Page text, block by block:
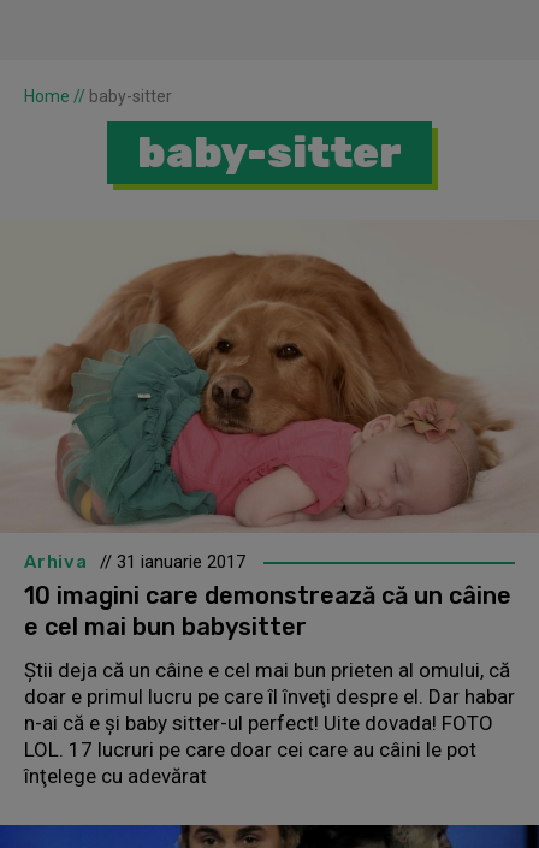
Home // baby-sitter
baby-sitter
Arhiva // 31 ianuarie 2017
10 imagini care demonstrează că un câine
e cel mai bun babysitter
Ştii deja că un câine e cel mai bun prieten al omului, că
doar e primul lucru pe care îl înveţi despre el. Dar habar
n-ai că e şi baby sitter-ul perfect! Uite dovada! FOTO
LOL. 17 lucruri pe care doar cei care au câini le pot
înţelege cu adevărat